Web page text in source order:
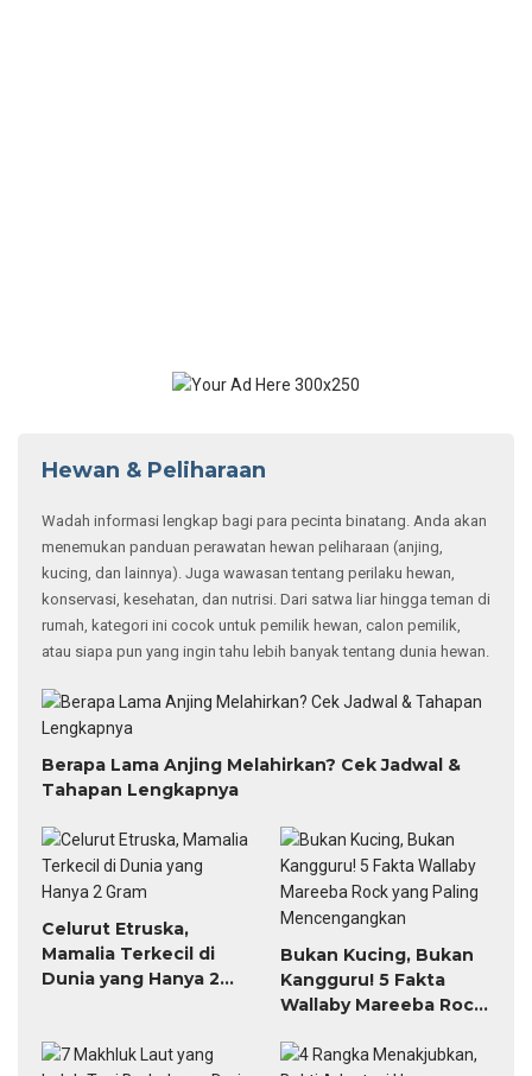
Hewan & Peliharaan
Wadah informasi lengkap bagi para pecinta binatang. Anda akan
menemukan panduan perawatan hewan peliharaan (anjing,
kucing, dan lainnya). Juga wawasan tentang perilaku hewan,
konservasi, kesehatan, dan nutrisi. Dari satwa liar hingga teman di
rumah, kategori ini cocok untuk pemilik hewan, calon pemilik,
atau siapa pun yang ingin tahu lebih banyak tentang dunia hewan.
Berapa Lama Anjing Melahirkan? Cek Jadwal &
Tahapan Lengkapnya
Celurut Etruska,
Mamalia Terkecil di
Dunia yang Hanya 2
Bukan Kucing, Bukan
Kangguru! 5 Fakta
Wallaby Mareeba Rock
Mencengangkan